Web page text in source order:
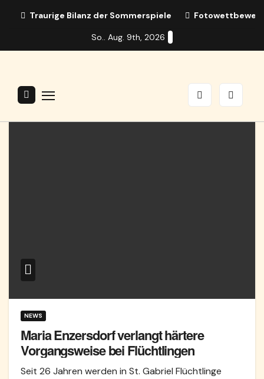
Traurige Bilanz der Sommerspiele
So.. Aug. 9th, 2026
NEWS
Maria Enzersdorf verlangt härtere
Vorgangsweise bei Flüchtlingen
Seit 26 Jahren werden in St. Gabriel Flüchtlinge